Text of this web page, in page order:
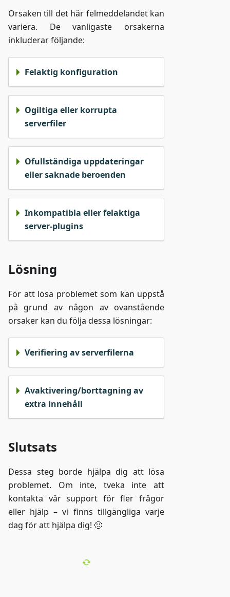
Orsaken till det här felmeddelandet kan
variera. De vanligaste orsakerna
inkluderar följande:
Felaktig konfiguration
Ogiltiga eller korrupta
serverfiler
Ofullständiga uppdateringar
eller saknade beroenden
Inkompatibla eller felaktiga
server-plugins
Lösning
För att lösa problemet som kan uppstå
på grund av någon av ovanstående
orsaker kan du följa dessa lösningar:
Verifiering av serverfilerna
Avaktivering/borttagning av
extra innehåll
Slutsats
Dessa steg borde hjälpa dig att lösa
problemet. Om inte, tveka inte att
kontakta vår support för fler frågor
eller hjälp – vi finns tillgängliga varje
dag för att hjälpa dig! 🙂